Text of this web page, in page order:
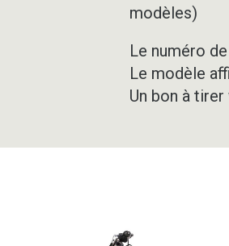
modèles)
Le numéro
Le modèle
Un bon à